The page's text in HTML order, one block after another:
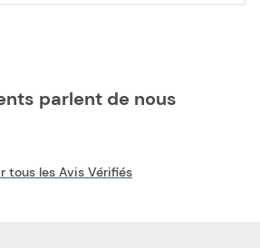
parlent de nous
tous les Avis Vérifiés